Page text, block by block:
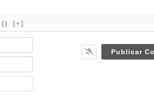
{} [+]
m
*a
l